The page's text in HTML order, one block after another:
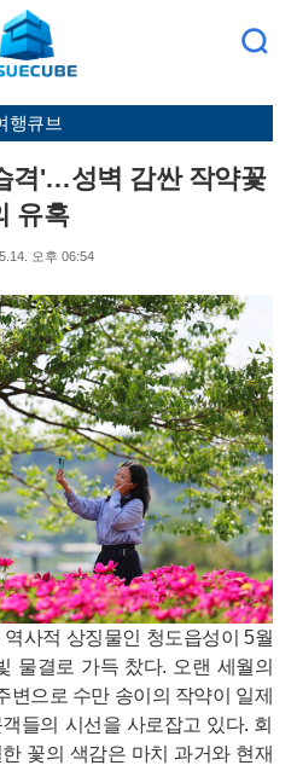
검
행큐브
격'…성벽 감싼 작약꽃
유혹
오후 06:54
사적 상징물인 청도읍성이 5월
물결로 가득 찼다. 오랜 세월의
변으로 수만 송이의 작약이 일제
들의 시선을 사로잡고 있다. 회
꽃의 색감은 마치 과거와 현재